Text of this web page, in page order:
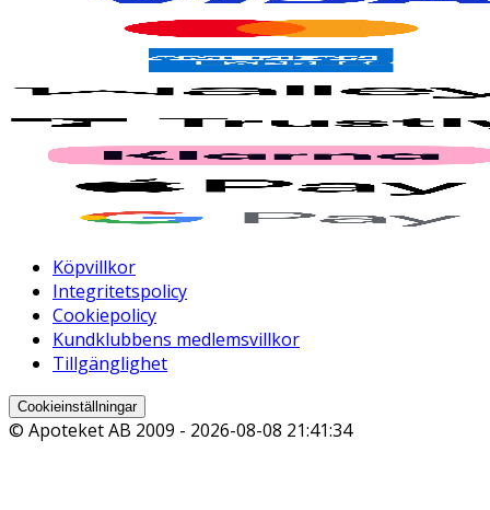
Köpvillkor
Integritetspolicy
Cookiepolicy
Kundklubbens medlemsvillkor
Tillgänglighet
Cookieinställningar
© Apoteket AB 2009 - 2026-08-08 21:41:34